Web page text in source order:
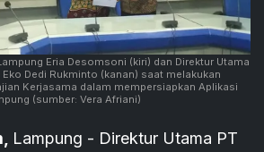
Eria Desomsoni (kiri) dan Direktur Utama
Dedi Rukminto (kanan) saat melakukan
Kerjasama dalam mempersiapkan Aplikasi
(sumber: Vera Afriani)
Lampung - Direktur Utama PT